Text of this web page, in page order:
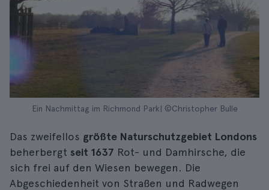
Ein Nachmittag im Richmond Park| ©Christopher Bulle
Das zweifellos größte Naturschutzgebiet Londons
beherbergt seit 1637 Rot- und Damhirsche, die
sich frei auf den Wiesen bewegen. Die
Abgeschiedenheit von Straßen und Radwegen